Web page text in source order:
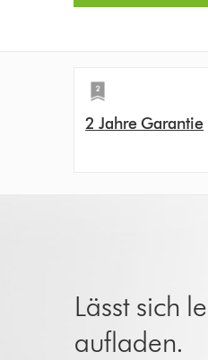
2 Jahre Garantie
Lässt sich
aufladen.